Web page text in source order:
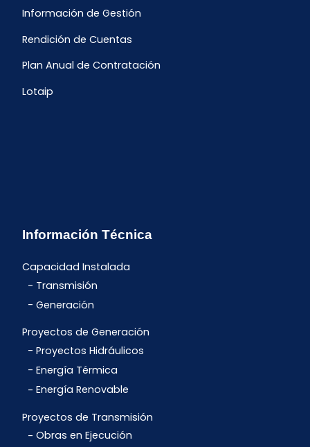
Información de Gestión
Rendición de Cuentas
Plan Anual de Contratación
Lotaip
Información Técnica
Capacidad Instalada
Transmisión
Generación
Proyectos de Generación
Proyectos Hidráulicos
Energía Térmica
Energía Renovable
Proyectos de Transmisión
Obras en Ejecución